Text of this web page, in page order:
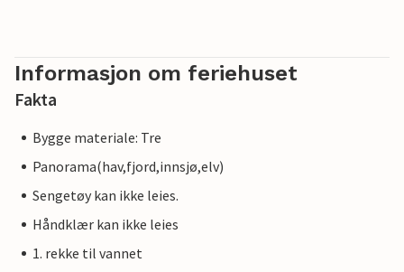
Informasjon om feriehuset
Fakta
Bygge materiale: Tre
Panorama(hav,fjord,innsjø,elv)
Sengetøy kan ikke leies.
Håndklær kan ikke leies
1. rekke til vannet